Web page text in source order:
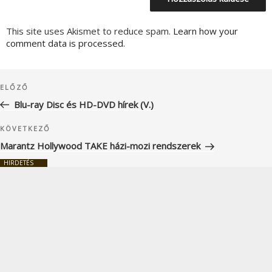
This site uses Akismet to reduce spam. Learn how your
comment data is processed.
navigáció
Korábbi
bejegyzés
ELŐZŐ
Blu-ray Disc és HD-DVD hírek (V.)
Következő
bejegyzés
KÖVETKEZŐ
Marantz Hollywood TAKE házi-mozi rendszerek
HIRDETÉS